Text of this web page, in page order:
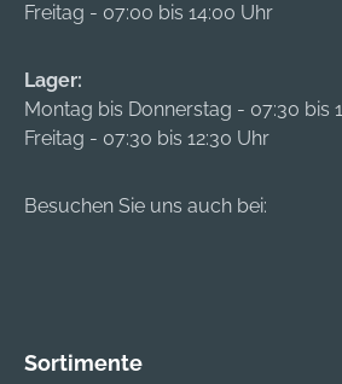
Freitag - 07:00 bis 14:00 Uhr
Lager:
Montag bis Donnerstag - 07:30 bis
Freitag - 07:30 bis 12:30 Uhr
Besuchen Sie uns auch bei:
Sortimente